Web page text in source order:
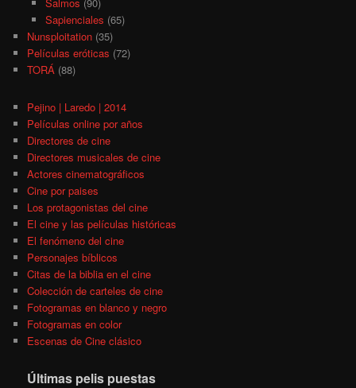
Sapienciales (65)
Nunsploitation (35)
Películas eróticas (72)
TORÁ (88)
Pejino | Laredo | 2014
Películas online por años
Directores de cine
Directores musicales de cine
Actores cinematográficos
Cine por paises
Los protagonistas del cine
El cine y las películas históricas
El fenómeno del cine
Personajes bíblicos
Citas de la biblia en el cine
Colección de carteles de cine
Fotogramas en blanco y negro
Fotogramas en color
Escenas de Cine clásico
Últimas pelis puestas